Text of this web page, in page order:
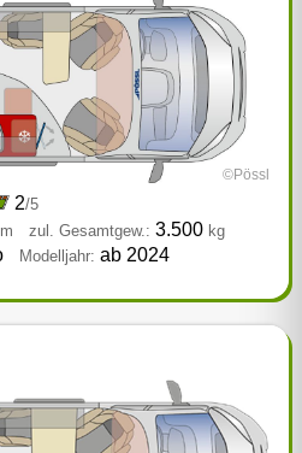
©Pössl
2/5
m zul. Gesamtgew.: 3.500kg
Modelljahr: ab 2024